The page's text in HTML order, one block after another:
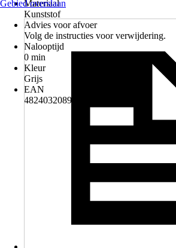
Materiaal
Kunststof
Advies voor afvoer
Volg de instructies voor verwijdering.
Nalooptijd
0 min
Kleur
Grijs
EAN
4824032089545
Gebied overslaan